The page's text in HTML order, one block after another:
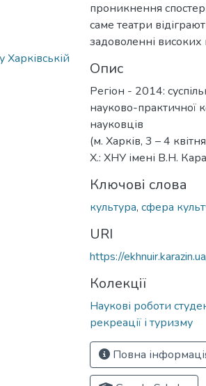
Харківській
проникнення
саме театри
задоволенні
Опис
Регіон - 2014:
науково-практичної
науковців
(м. Харків, 3 – 4
Х.: ХНУ імені В.Н.
Ключові слова
культура, сфера
URI
https://
Колекції
Наукові роботи
рекреації і туризму
Повна